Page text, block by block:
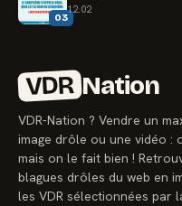
03
12.02
VDR Nation
VDR-Nation ? Vendre un
image drôle ou une vidéo :
mais on le fait bien !
blagues drôles du web en
les VDR sélectionnées par